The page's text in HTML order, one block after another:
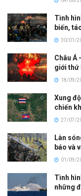
Tình
biến,
30/01/
Châu Á
giới thứ
18/09/
Xung
chiến
27/07/
Làn
báo và
01/09/
Tình
những